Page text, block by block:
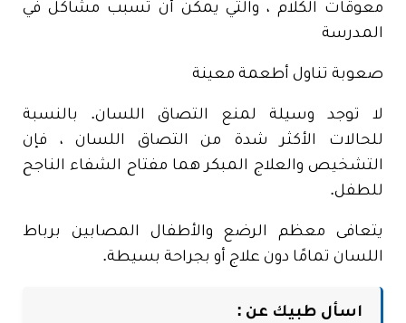
معوقات الكلام ، والتي يمكن أن تسبب مشاكل في
المدرسة
صعوبة تناول أطعمة معينة
لا توجد وسيلة لمنع التصاق اللسان. بالنسبة
للحالات الأكثر شدة من التصاق اللسان ، فإن
التشخيص والعلاج المبكر هما مفتاح الشفاء الناجح
للطفل.
يتعافى معظم الرضع والأطفال المصابين برباط
اللسان تمامًا دون علاج أو بجراحة بسيطة.
اسأل طبيك عن :